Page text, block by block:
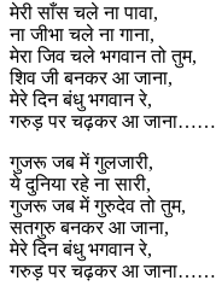
मेरी साँस चले ना पावा,
ना जीभा चले ना गाना,
मेरा जिव चले भगवान तो तुम,
शिव जी बनकर आ जाना,
मेरे दिन बंधु भगवान रे,
गरुड़ पर चढ़कर आ जाना……
गुजरू जब में गुलजारी,
ये दुनिया रहे ना सारी,
गुजरू जब में गुरुदेव तो तुम,
सतगुरु बनकर आ जाना,
मेरे दिन बंधु भगवान रे,
गरुड़ पर चढ़कर आ जाना……